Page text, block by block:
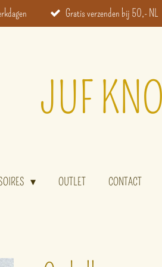
Gratis verzenden bij 50,- NL
JUF
OUTLET CONTACT